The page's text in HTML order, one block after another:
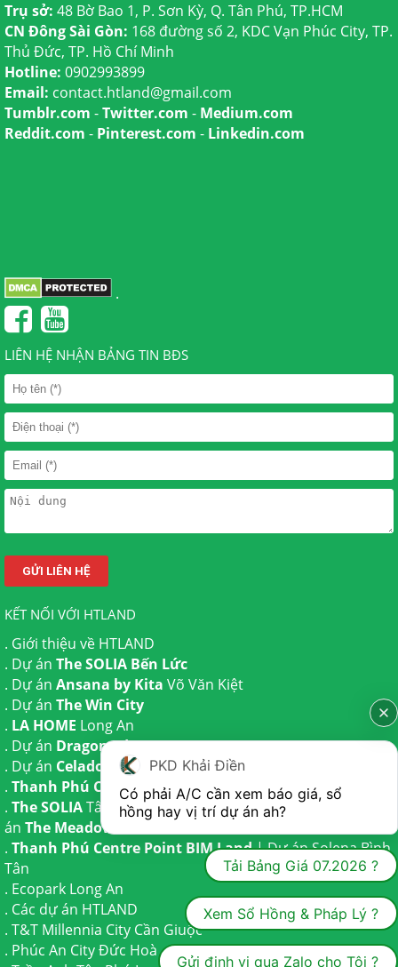
Trụ sở: 48 Bờ Bao 1, P. Sơn Kỳ, Q. Tân Phú, TP.HCM
CN Đông Sài Gòn: 168 đường số 2, KDC Vạn Phúc City, TP.
Thủ Đức, TP. Hồ Chí Minh
Hotline: 0902993899
Email: contact.htland@gmail.com
Tumblr.com -Twitter.com - Medium.com
Reddit.com - Pinterest.com - Linkedin.com
.
LIÊN HỆ NHẬN BẢNG TIN BĐS
KẾT NỐI VỚI HTLAND
. Giới thiệu về HTLAND
. Dự án The SOLIA Bến Lức
. Dự án Ansana by Kita Võ Văn Kiệt
. Dự án The Win City
. LA HOME Long An
. Dự án Dragon Eden Long An
. Dự án Celadon City
Tân Phú
. Thanh Phú Centre PointBến Lức
. The SOLIATây Ninh | Dự ánThe AGULATrần Anh và Dự
án The Meadow
. Thanh Phú Centre Point BIM Land| Dự ánSolena Bình
Tân
. Ecopark Long An
. Các dự án HTLAND
. T&T Millennia City Cần Giuộc
. Phúc An CityĐức Hoà
PKD Khải Điền
Có phải A/C cần xem báo giá, sổ
hồng hay vị trí dự án ah?
Tải Bảng Giá 07.2026 ?
Xem Sổ Hồng & Pháp Lý ?
Gửi định vị qua Zalo cho Tôi ?